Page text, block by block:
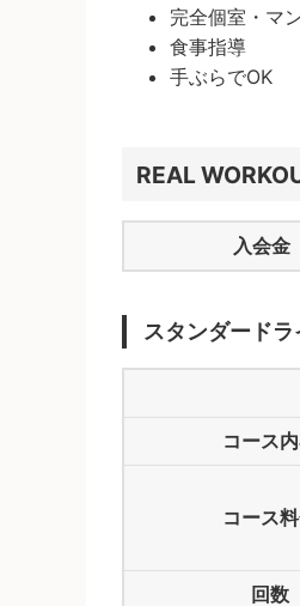
完全個室・マ
食事指導
手ぶらでOK
REAL
入会金
スタンダード
コース
コース
回数